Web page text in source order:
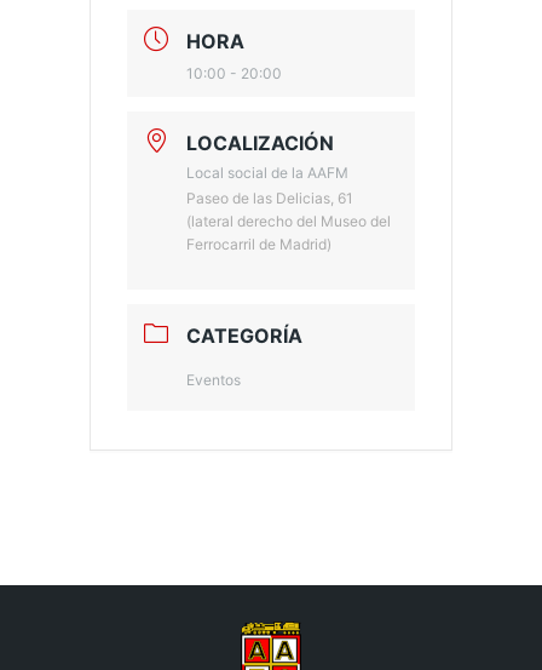
HORA
10:00 - 20:00
LOCALIZACIÓN
Local social de la AAFM
Paseo de las Delicias, 61
(lateral derecho del Museo del
Ferrocarril de Madrid)
CATEGORÍA
Eventos